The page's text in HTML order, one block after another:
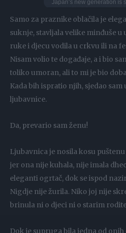
Samo za praznike oblačila je
suknje, stavljala velike minđuše
ruke i djecu vodila u crkvu ili na
Nisam volio te događaje, a i bio
toliko umoran, ali to mi je bio
Kada bih ispratio njih, sjedao sam
ljubavnice.
Da, prevario sam ženu!
Ljubavnica je nosila kosu
jer ona nije kuhala, nije imala
eleganti ogrtač, dok se ispod
Nigdje nije žurila. Niko joj nije
brinula ni o djeci ni o starim
Dok je supruga bila jedna od